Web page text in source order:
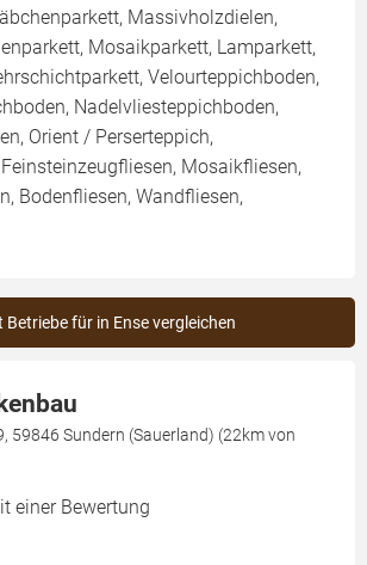
Massivholzdielen,
Mosaikparkett, Lamparkett,
Velourteppichboden,
Nadelvliesteppichboden,
Orient / Perserteppich,
Mosaikfliesen,
Bodenfliesen, Wandfliesen,
Betriebe für in Ense vergleichen
59846 Sundern (Sauerland) (22km von
einer Bewertung